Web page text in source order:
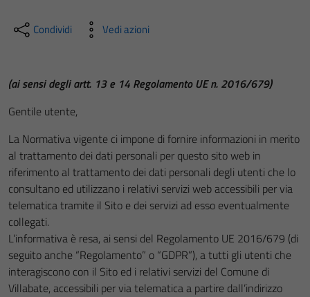
Condividi Vedi azioni
(ai sensi degli artt. 13 e 14 Regolamento UE n. 2016/679)
Gentile utente,
La Normativa vigente ci impone di fornire informazioni in merito
al trattamento dei dati personali per questo sito web in
riferimento al trattamento dei dati personali degli utenti che lo
consultano ed utilizzano i relativi servizi web accessibili per via
telematica tramite il Sito e dei servizi ad esso eventualmente
collegati.
L’informativa è resa, ai sensi del Regolamento UE 2016/679 (di
seguito anche “Regolamento” o “GDPR”), a tutti gli utenti che
interagiscono con il Sito ed i relativi servizi del Comune di
Villabate, accessibili per via telematica a partire dall’indirizzo